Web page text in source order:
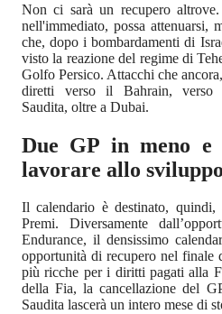
Non ci sarà un recupero
nell'immediato, possa attenuarsi,
che, dopo i bombardamenti di
visto la reazione del regime di
Golfo Persico. Attacchi che
diretti verso il Bahrain, verso
Saudita, oltre a Dubai.
Due GP in meno e
lavorare allo sviluppo
Il calendario è destinato,
Premi. Diversamente
Endurance, il densissimo
opportunità di recupero nel finale
più ricche per i diritti pagati alla
della Fia, la cancellazione del
Saudita lascerà un intero mese di